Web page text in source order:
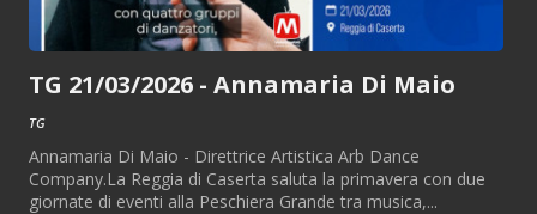
TG 21/03/2026 - Annamaria Di Maio
TG
Annamaria Di Maio - Direttrice Artistica Arb Dance
Company.La Reggia di Caserta saluta la primavera con due
giornate di eventi alla Peschiera Grande tra musica,...